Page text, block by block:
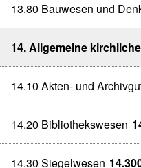
13.80 Bauwesen und
14. Allgemeine
14.10 Akten- und
14.20 Bibliothekswesen
14.30 Siegelwesen